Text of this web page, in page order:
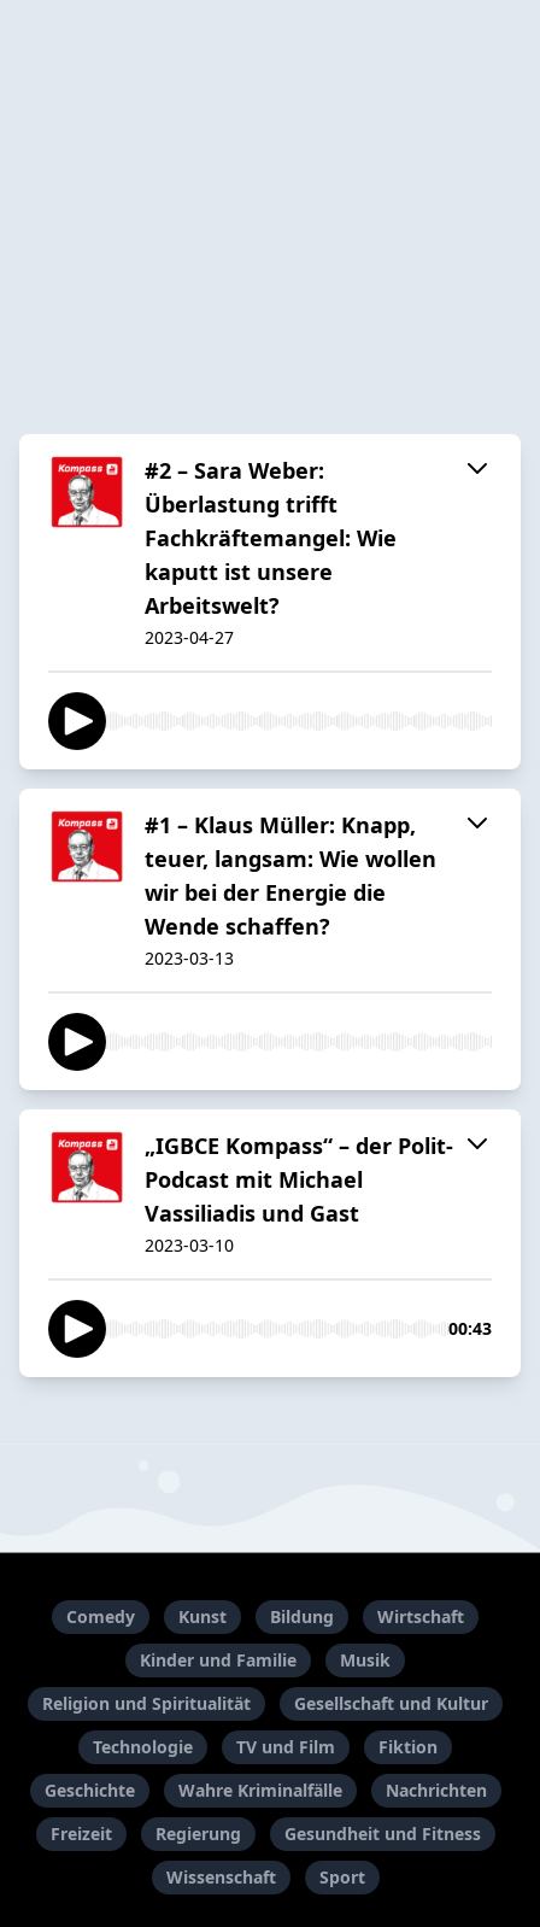
#2 – Sara Weber:
Überlastung trifft
Fachkräftemangel: Wie
kaputt ist unsere
Arbeitswelt?
2023-04-27
#1 – Klaus Müller: Knapp,
teuer, langsam: Wie wollen
wir bei der Energie die
Wende schaffen?
2023-03-13
„IGBCE Kompass“ – der Polit-
Podcast mit Michael
Vassiliadis und Gast
2023-03-10
00:43
Comedy Kunst Bildung
Wirtschaft
Kinder und Familie
Musik
Religion und Spiritualität
Gesellschaft und Kultur
Technologie
TV und Film
Fiktion
Geschichte
Wahre Kriminalfälle
Nachrichten
Freizeit
Regierung
Gesundheit und Fitness
Wissenschaft
Sport